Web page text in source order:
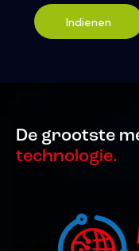
Indienen
De grootste
technologie.